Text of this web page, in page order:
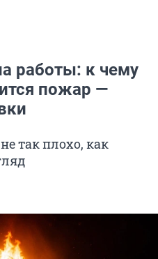
работы: к чему
пожар —
так плохо, как